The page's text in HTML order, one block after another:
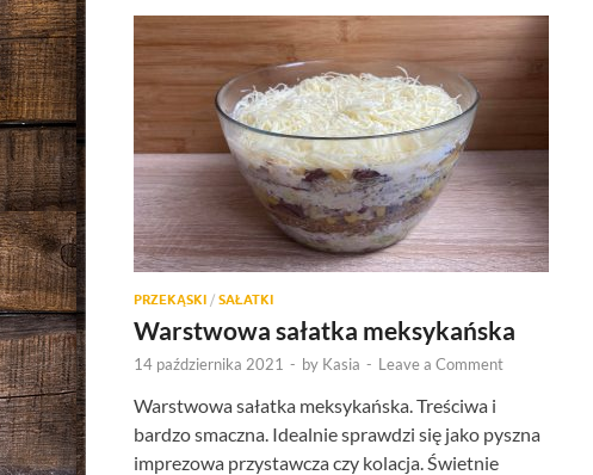
PRZEKĄSKI / SAŁATKI
Warstwowa sałatka meksykańska
14 października 2021 - by Kasia - Leave a Comment
Warstwowa sałatka meksykańska. Treściwa i
bardzo smaczna. Idealnie sprawdzi się jako pyszna
imprezowa przystawcza czy kolacja. Świetnie